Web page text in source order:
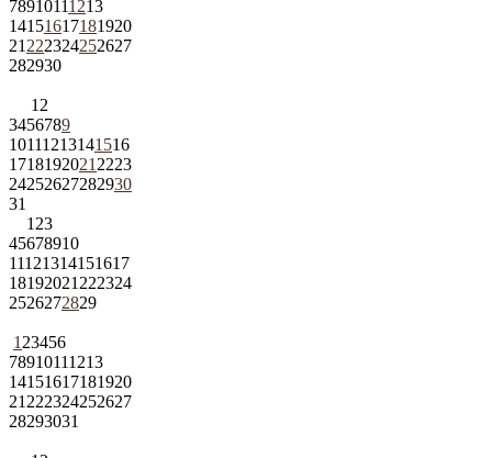
7891011 1213
14151617181920
21 222324252627
282930
1 2
3456789
10111213141516
1718192021 2223
24252627282930
31
1 23
45678910
11121314151617
18192021 222324
2526272829
1 23456
78910111213
14151617181920
21 222324252627
28293031